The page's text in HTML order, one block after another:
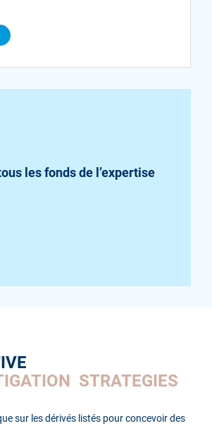
les fonds de l’expertise
STRATEGIES
sur les dérivés listés pour concevoir des